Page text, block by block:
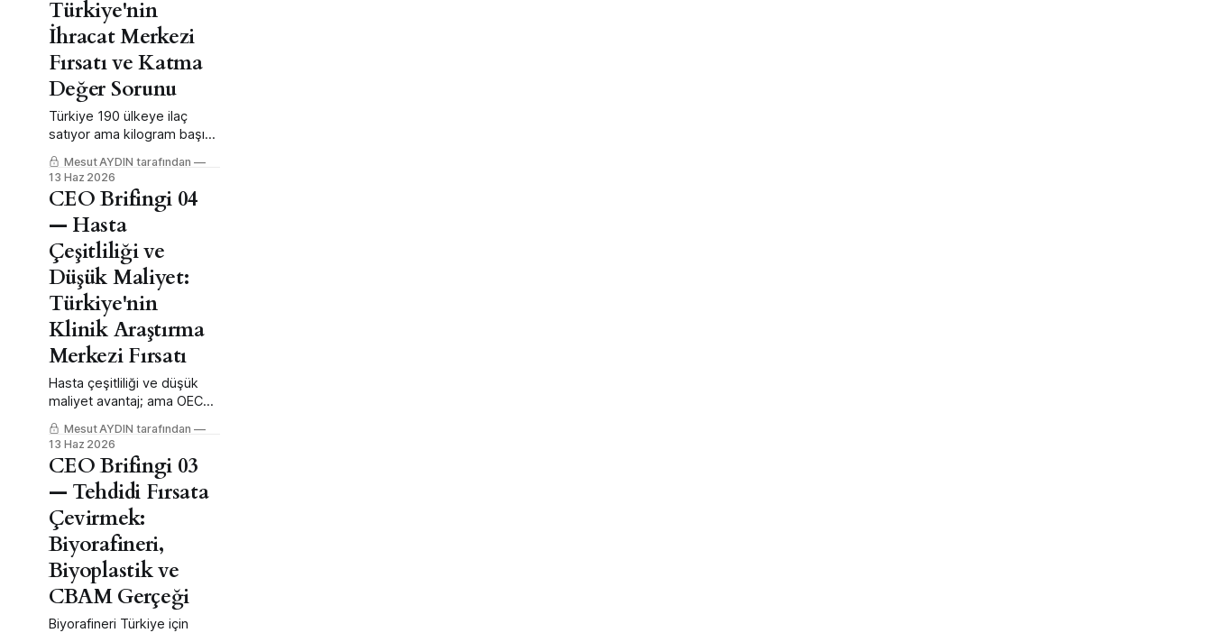
Türkiye'nin
İhracat Merkezi
Fırsatı ve Katma
Değer Sorunu
Türkiye 190 ülkeye ilaç
satıyor ama kilogram başına
26 dolarla; fırsat kanal değil,
kanaldan geçen katma
değer.
Mesut AYDIN tarafından
13 Haz 2026
CEO Brifingi 04
— Hasta
Çeşitliliği ve
Düşük Maliyet:
Türkiye'nin
Klinik Araştırma
Merkezi Fırsatı
Hasta çeşitliliği ve düşük
maliyet avantaj; ama OECD
altı deneme yoğunluğu,
fırsatın kendiliğinden
gerçekleşmediğini
gösteriyor.
Mesut AYDIN tarafından
13 Haz 2026
CEO Brifingi 03
— Tehdidi Fırsata
Çevirmek:
Biyorafineri,
Biyoplastik ve
CBAM Gerçeği
Biyorafineri Türkiye için